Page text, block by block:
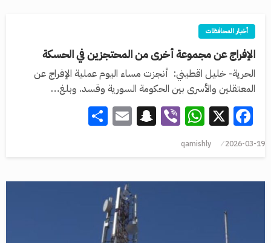
أخبار المحافظات
الإفراج عن مجموعة أخرى من المحتجزين في الحسكة
الحرية- خليل اقطيني: أنجزت مساء اليوم عملية الإفراج عن
المعتقلين والأسرى بين الحكومة السورية وقسد. وبلغ…
Facebook
X
WhatsApp
Viber
Snapchat
Email
2026-03-19
qamishly